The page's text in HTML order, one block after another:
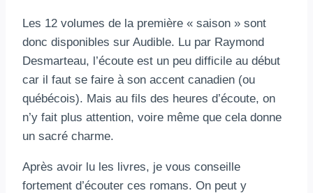
Les 12 volumes de la première « saison » sont
donc disponibles sur Audible. Lu par Raymond
Desmarteau, l’écoute est un peu difficile au début
car il faut se faire à son accent canadien (ou
québécois). Mais au fils des heures d’écoute, on
n’y fait plus attention, voire même que cela donne
un sacré charme.
Après avoir lu les livres, je vous conseille
fortement d’écouter ces romans. On peut y